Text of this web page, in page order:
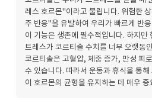
레스 호르몬"이라고 불립니다. 위험한
주 반응"을 유발하여 우리가 빠르게 반
이 기능은 생존에 필수적입니다. 하지만
트레스가 코르티솔 수치를 너무 오랫동
코르티솔은 고혈압, 체중 증가, 만성 피
수 있습니다. 따라서 운동과 휴식을 통해
이 호르몬의 균형을 유지하는 데 매우 중